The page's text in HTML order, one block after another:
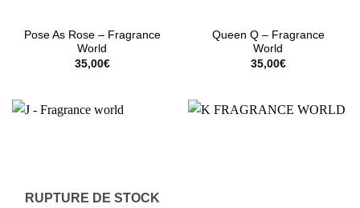
Pose As Rose – Fragrance
World
35,00€
Queen Q – Fragrance
World
35,00€
RUPTURE DE STOCK